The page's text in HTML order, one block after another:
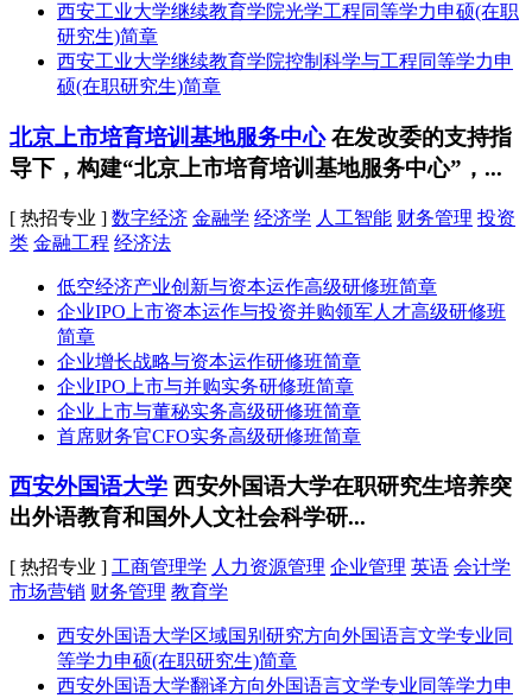
西安工业大学继续教育学院光学工程同等学力申硕(在职
研究生)简章
西安工业大学继续教育学院控制科学与工程同等学力申
硕(在职研究生)简章
北京上市培育培训基地服务中心 在发改委的支持指
导下，构建“北京上市培育培训基地服务中心”，...
[ 热招专业 ] 数字经济 金融学 经济学 人工智能 财务管理 投资
类 金融工程 经济法
低空经济产业创新与资本运作高级研修班简章
企业IPO上市资本运作与投资并购领军人才高级研修班
简章
企业增长战略与资本运作研修班简章
企业IPO上市与并购实务研修班简章
企业上市与董秘实务高级研修班简章
首席财务官CFO实务高级研修班简章
西安外国语大学 西安外国语大学在职研究生培养突
出外语教育和国外人文社会科学研...
[ 热招专业 ] 工商管理学 人力资源管理 企业管理 英语 会计学
市场营销 财务管理 教育学
西安外国语大学区域国别研究方向外国语言文学专业同
等学力申硕(在职研究生)简章
西安外国语大学翻译方向外国语言文学专业同等学力申